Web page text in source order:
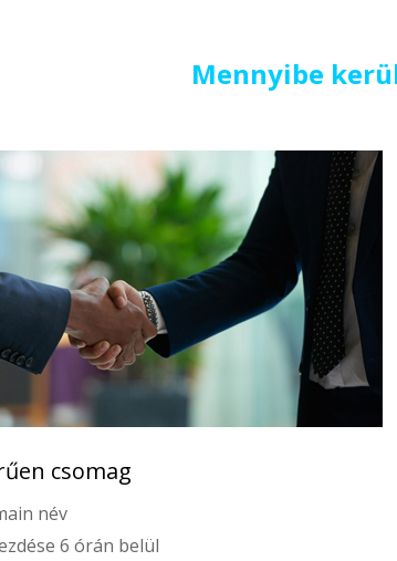
Mennyibe
csomag
név
6 órán belül